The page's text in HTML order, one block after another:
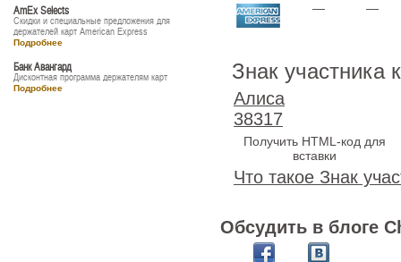
AmEx Selects
Скидки и специальные предложения для
держателей карт American Express
Подробнее
Банк Авангард
Дисконтная программа держателям карт
Подробнее
— —
Знак участника
Алиса
38317
Получить HTML-код для
вставки
Что такое Знак
Обсудить в блоге